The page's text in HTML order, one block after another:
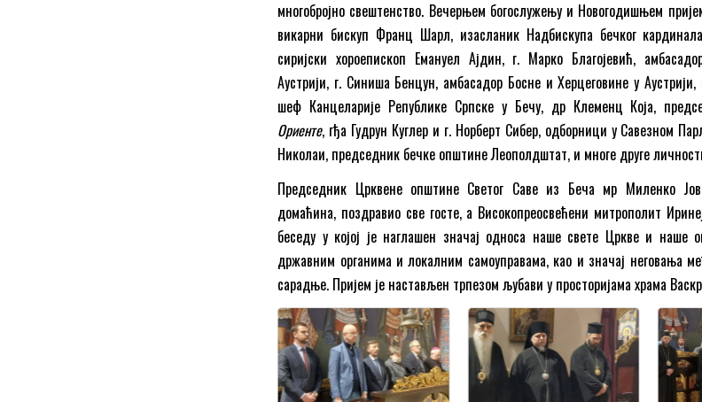
многобројно свештенство. Вечерњем богослужењу и Новогодишњем
викарни бискуп Франц Шарл, изасланик Надбискупа бечког
сиријски хороепископ Емануел Ајдин, г. Марко Благојевић,
Аустрији, г. Синиша Бенцун, амбасадор Босне и Херцеговине у
шеф Канцеларије Републике Српске у Бечу, др Клеменц Која,
Ориенте, гђа Гудрун Куглер и г. Норберт Сибер, одборници у Савезном
Николаи, председник бечке општине Леополдштат, и многе друге
Председник Црквене општине Светог Саве из Беча мр Миленко
домаћина, поздравио све госте, а Високопреосвећени митрополит
беседу у којој је наглашен значај односа наше свете Цркве и наше
државним органима и локалним самоуправама, као и значај неговања
сарадње. Пријем је настављен трпезом љубави у просторијама храма